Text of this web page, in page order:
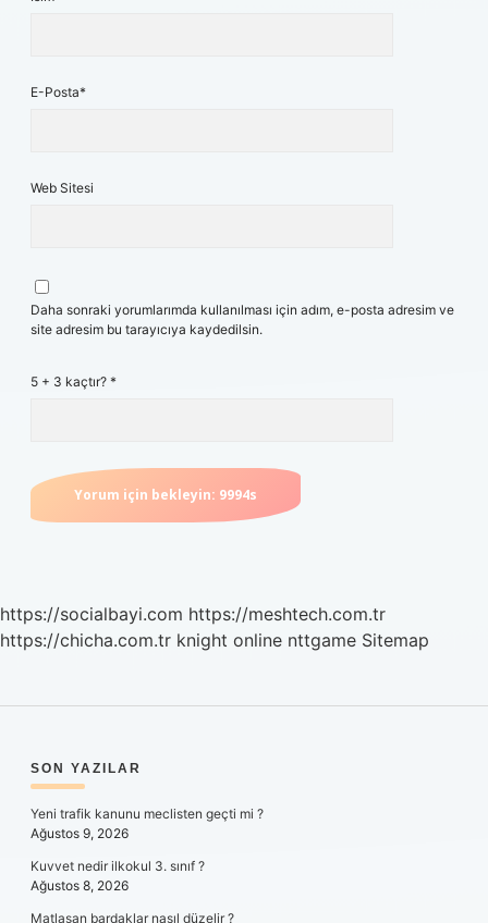
E-Posta*
Web Sitesi
Daha sonraki yorumlarımda kullanılması için adım, e-posta adresim ve
site adresim bu tarayıcıya kaydedilsin.
5 + 3 kaçtır? *
https://socialbayi.com https://meshtech.com.tr
https://chicha.com.tr knight online nttgame Sitemap
SIDEBAR
SON YAZILAR
Yeni trafik kanunu meclisten geçti mi ?
Ağustos 9, 2026
Kuvvet nedir ilkokul 3. sınıf ?
Ağustos 8, 2026
Matlaşan bardaklar nasıl düzelir ?